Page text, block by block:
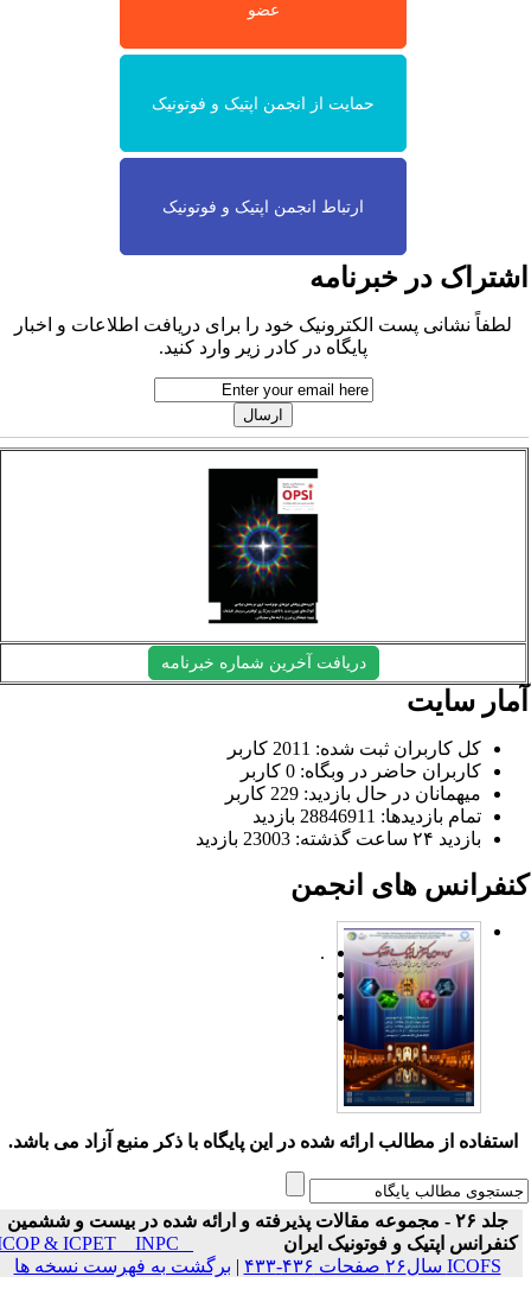
عضو
حمایت از انجمن اپتیک و فوتونیک
ارتباط انجمن اپتیک و فوتونیک
در خبرنامه
لطفاً نشانی پست الکترونیک خود را برای دریافت اطلاعات و اخبار
پایگاه در کادر زیر وارد کنید.
دریافت آخرین شماره خبرنامه
سایت
کل کاربران ثبت شده: 2011 کاربر
کاربران حاضر در وبگاه: 0 کاربر
میهمانان در حال بازدید: 229 کاربر
تمام بازدید‌ها: 28846911 بازدید
بازدید ۲۴ ساعت گذشته: 23003 بازدید
های انجمن
.
استفاده از مطالب ارائه شده در این پایگاه با ذکر منبع آزاد می باشد.
جلد ۲۶ - مجموعه مقالات پذیرفته و ارائه شده در بیست و ششمین
کنفرانس اپتیک و فوتونیک ایران
ICOP & ICPET _ INPC _
ICOFS سال۲۶ صفحات ۴۳۶-۴۳۳
|برگشت به فهرست نسخه ها